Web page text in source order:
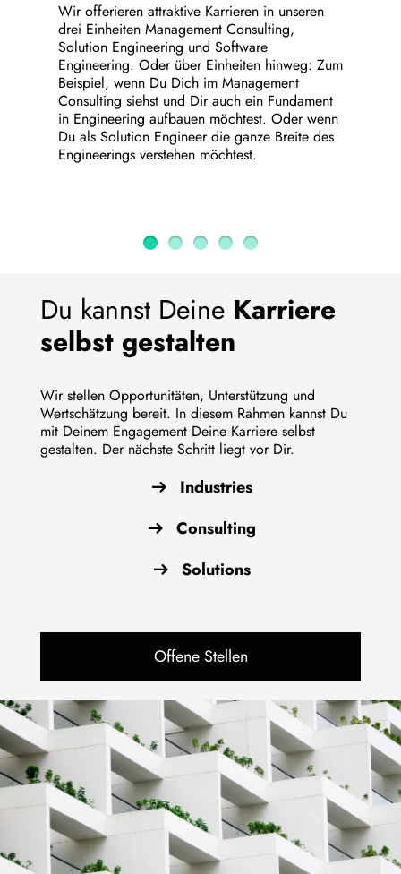
Wir offerieren attraktive Karrieren in unseren
drei Einheiten Management Consulting,
Solution Engineering und Software
Engineering. Oder über Einheiten hinweg: Zum
Beispiel, wenn Du Dich im Management
Consulting siehst und Dir auch ein Fundament
in Engineering aufbauen möchtest. Oder wenn
Du als Solution Engineer die ganze Breite des
Engineerings verstehen möchtest.
Du kannst DeineKarriere
selbst gestalten
Wir stellen Opportunitäten, Unterstützung und
Wertschätzung bereit. In diesem Rahmen kannst Du
mit Deinem Engagement Deine Karriere selbst
gestalten. Der nächste Schritt liegt vor Dir.
Industries
Consulting
Solutions
Offene Stellen